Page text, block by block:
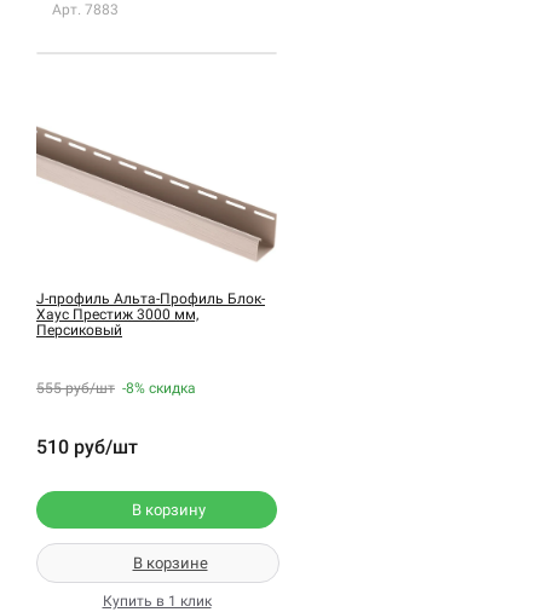
Арт. 7883
J-профиль Альта-Профиль Блок-
Хаус Престиж 3000 мм,
Персиковый
555 руб/шт -8% скидка
510 руб/шт
В корзину
В корзине
Купить в 1 клик